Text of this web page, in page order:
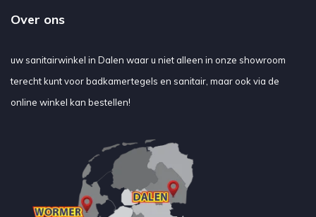
Over ons
uw sanitairwinkel in Dalen waar u niet alleen in onze showroom
terecht kunt voor badkamertegels en sanitair, maar ook via de
online winkel kan bestellen!